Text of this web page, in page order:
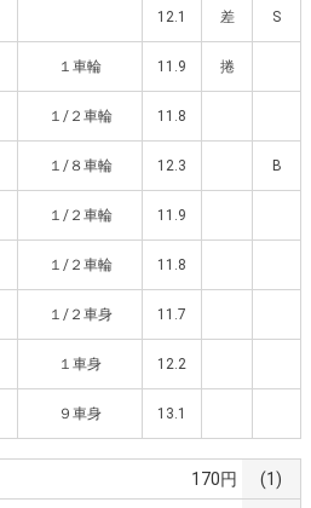
12.1 差 S
１車輪 11.9 捲
１/２車輪 11.8
１/８車輪 12.3 B
１/２車輪 11.9
１/２車輪 11.8
１/２車身 11.7
１車身 12.2
９車身 13.1
170円 (1)